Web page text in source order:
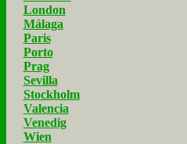
London
Málaga
Paris
Porto
Prag
Sevilla
Stockholm
Valencia
Venedig
Wien